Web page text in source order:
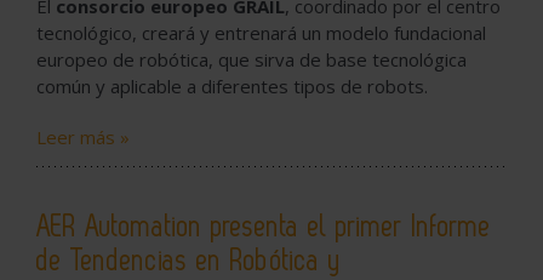
El consorcio europeo GRAIL, coordinado por el centro
tecnológico, creará y entrenará un modelo fundacional
europeo de robótica, que sirva de base tecnológica
común y aplicable a diferentes tipos de robots.
Leer más »
AER Automation presenta el primer Informe
de Tendencias en Robótica y